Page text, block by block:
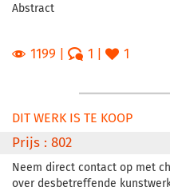
Abstract
1199 1 1
DIT WERK IS TE KOOP
Prijs : 802
Neem direct contact op met
over desbetreffende